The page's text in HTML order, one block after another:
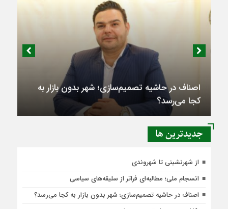
اصناف در حاشیه تصمیم‌سازی؛ شهر بدون بازار به
کجا می‌رسد؟
جديدترين ها
از شهرنشینی تا شهروندی
انسجام ملی؛ مطالبه‌ای فراتر از سلیقه‌های سیاسی
اصناف در حاشیه تصمیم‌سازی؛ شهر بدون بازار به کجا می‌رسد؟